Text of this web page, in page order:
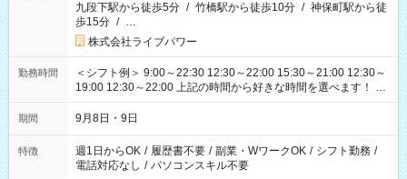
九段下駅から徒歩5分 / 竹橋駅から徒歩10分 / 神保町駅から徒
歩15分 / …
株式会社ライブパワー
勤務時間
＜シフト例＞ 9:00～22:30 12:30～22:00 15:30～21:00 12:30～
19:00 12:30～22:00 上記の時間から好きな時間を選べます！ ※
時間は変更となる可能性があります
期間 9月8日・9日
特徴 週1日からOK / 履歴書不要 / 副業・WワークOK / シフト勤務 /
電話対応なし / パソコンスキル不要